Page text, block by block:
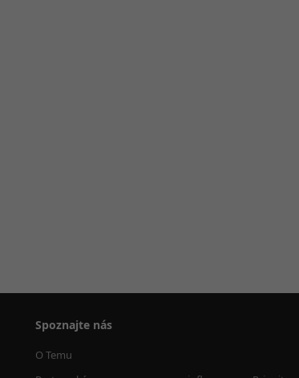
Spoznajte nás
O Temu